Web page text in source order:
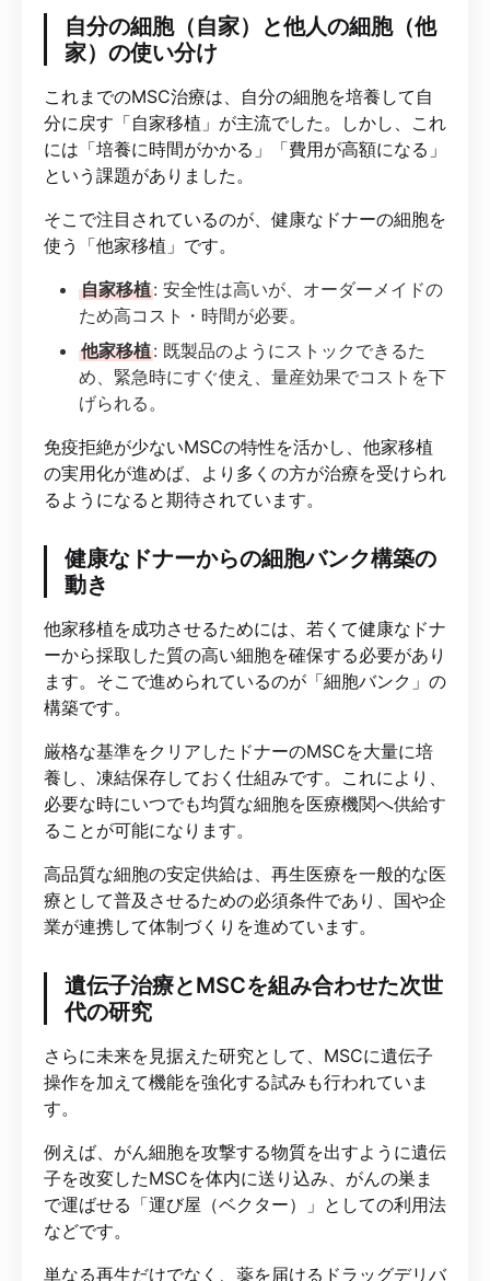
自分の細胞（自家）と他人の細胞（他
家）の使い分け
これまでのMSC治療は、自分の細胞を培養して自
分に戻す「自家移植」が主流でした。しかし、これ
には「培養に時間がかかる」「費用が高額になる」
という課題がありました。
そこで注目されているのが、健康なドナーの細胞を
使う「他家移植」です。
自家移植: 安全性は高いが、オーダーメイドの
ため高コスト・時間が必要。
他家移植: 既製品のようにストックできるた
め、緊急時にすぐ使え、量産効果でコストを下
げられる。
免疫拒絶が少ないMSCの特性を活かし、他家移植
の実用化が進めば、より多くの方が治療を受けられ
るようになると期待されています。
健康なドナーからの細胞バンク構築の
動き
他家移植を成功させるためには、若くて健康なドナ
ーから採取した質の高い細胞を確保する必要があり
ます。そこで進められているのが「細胞バンク」の
構築です。
厳格な基準をクリアしたドナーのMSCを大量に培
養し、凍結保存しておく仕組みです。これにより、
必要な時にいつでも均質な細胞を医療機関へ供給す
ることが可能になります。
高品質な細胞の安定供給は、再生医療を一般的な医
療として普及させるための必須条件であり、国や企
業が連携して体制づくりを進めています。
遺伝子治療とMSCを組み合わせた次世
代の研究
さらに未来を見据えた研究として、MSCに遺伝子
操作を加えて機能を強化する試みも行われていま
す。
例えば、がん細胞を攻撃する物質を出すように遺伝
子を改変したMSCを体内に送り込み、がんの巣ま
で運ばせる「運び屋（ベクター）」としての利用法
などです。
単なる再生だけでなく、薬を届けるドラッグデリバ